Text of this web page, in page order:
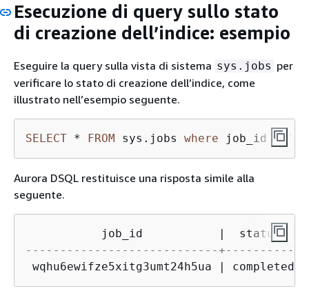
Esecuzione di query sullo stato
di creazione dell’indice: esempio
Eseguire la query sulla vista di sistema sys.jobs per
verificare lo stato di creazione dell’indice, come
illustrato nell’esempio seguente.
SELECT * FROM sys.jobs where job_id =
Aurora DSQL restituisce una risposta simile alla
seguente.
           job_id
|
  status
----------------------------+-----------
wqhu6ewifze5xitg3umt24h5ua
| completed